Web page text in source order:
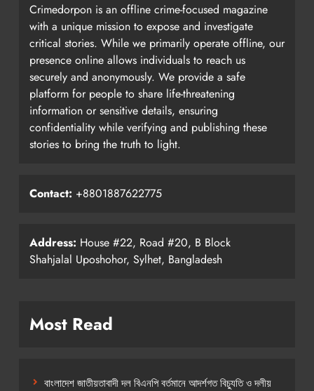
Crimedorpon is an offline crime-focused magazine
with a unique mission to expose and investigate
critical stories. While we primarily operate offline, our
presence online allows individuals to reach us
securely and anonymously. We provide a safe
platform for people to share life-threatening
information or sensitive details, ensuring
confidentiality while verifying and publishing these
stories to bring the truth to light.
Contact: +8801887622775
Address: House #22, Road #20, B Block
Shahjalal Uposhohor, Sylhet, Bangladesh
Most Read
বাংলাদেশ জাতীয়তাবাদী দল বিএনপি বর্তমানে আদর্শগত বিচ্যুতি ও দলীয়